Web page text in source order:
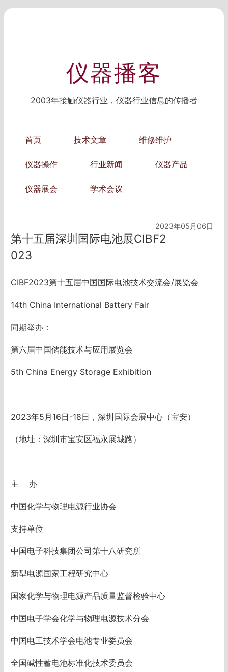
仪器播客
2003年接触仪器行业，仪器行业信息的传播者
首页 技术文章 维修维护
仪器操作 行业新闻 仪器产品
仪器展会 学术会议
2023年05月06日
第十五届深圳国际电池展CIBF2
023
CIBF2023第十五届中国国际电池技术交流会/展览会
14th China International Battery Fair
同期举办：
第六届中国储能技术与应用展览会
5th China Energy Storage Exhibition
2023年5月16日-18日，深圳国际会展中心（宝安）
（地址：深圳市宝安区福永展城路）
主 办
中国化学与物理电源行业协会
支持单位
中国电子科技集团公司第十八研究所
新型电源国家工程研究中心
国家化学与物理电源产品质量监督检验中心
中国电子学会化学与物理电源技术分会
中国电工技术学会电池专业委员会
全国碱性蓄电池标准化技术委员会